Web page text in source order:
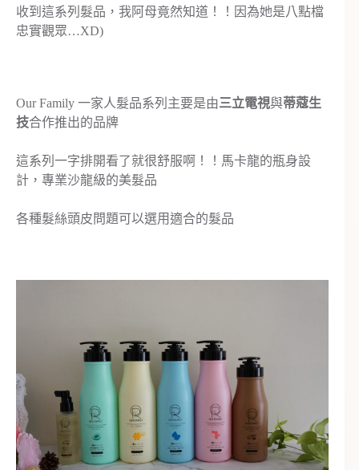
收到這系列髮品，我阿母竟然知道！！因為她是八點檔
忠實觀眾…XD)
Our Family 一家人髮品系列主要是由三立電視與蒂蔻生
技合作推出的品牌
這系列一字排開看了就很舒服啊！！馬卡龍的瓶身設
計，專業沙龍級的美髮品
各種髮絲頭皮問題可以選用適合的髮品